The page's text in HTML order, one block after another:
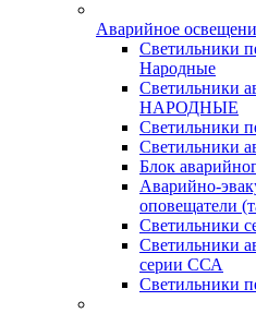
Аварийное
Светильники
Народные
Светильники
НАРОДНЫЕ
Светильники
Светильники
Блок
Аварийно-
оповещатели
Светильники
Светильники
серии ССА
Светильники